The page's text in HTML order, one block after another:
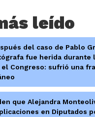
leído
del caso de Pablo
fue herida durante
el Congreso: sufrió una
que Alejandra
en Diputados